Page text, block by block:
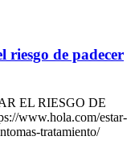
riesgo de padecer
EL RIESGO DE
www.hola.com/estar-
tratamiento/